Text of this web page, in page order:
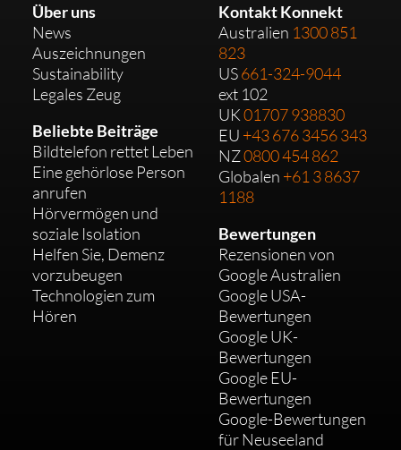
Über uns
News
Auszeichnungen
Sustainability
Legales Zeug
Beliebte Beiträge
Bildtelefon rettet Leben
Eine gehörlose Person
anrufen
Hörvermögen und
soziale Isolation
Helfen Sie, Demenz
vorzubeugen
Technologien zum
Hören
Kontakt Konnekt
Australien 1300 851
823
US661-324-9044
ext 102
UK01707 938830
EU +43 676 3456 343
NZ0800 454 862
Globalen +61 3 8637
1188
Bewertungen
Rezensionen von
Google Australien
Google USA-
Bewertungen
Google UK-
Bewertungen
Google EU-
Bewertungen
Google-Bewertungen
für Neuseeland